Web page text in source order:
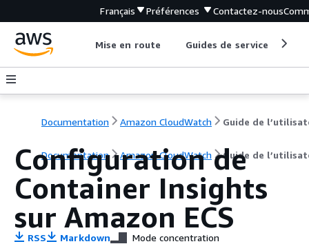
Français Préférences Contactez-nous
Mise en route Guides de service
Documentation Amazon CloudWatch Guide de
Documentation Amazon CloudWatch Guide de
Configuration de
Container Insights
sur Amazon ECS
RSS Markdown Mode concentration